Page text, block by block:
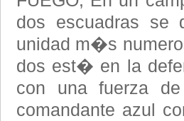
dos escuadras
unidad m�s
dos est� en la
con una fuerza
comandante azul